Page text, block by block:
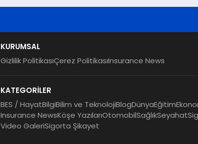
KURUMSAL
Gizlilik PolitikasıÇerez PolitikasıInsurance News
KATEGORİLER
BES / HayatBilgiBilim ve TeknolojiBlogDünyaEğitim
Insurance NewsKöşe YazılarıOtomobilSağlıkSeyahat
Video GaleriSigorta Şikayet